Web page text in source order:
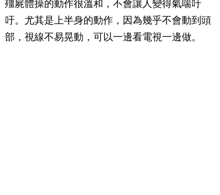
殭屍體操的動作很溫和，不會讓人變得氣喘吁
吁。尤其是上半身的動作，因為幾乎不會動到頭
部，視線不易晃動，可以一邊看電視一邊做。